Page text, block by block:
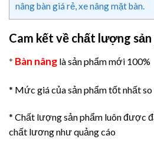
nâng bàn giá rẻ, xe nâng mặt bàn.
Cam kết về chất lượng sản
* Bàn nâng là sản phẩm mới 100%
* Mức giá của sản phẩm tốt nhất
* Chất lượng sản phẩm luôn được
chất lương như quảng cáo